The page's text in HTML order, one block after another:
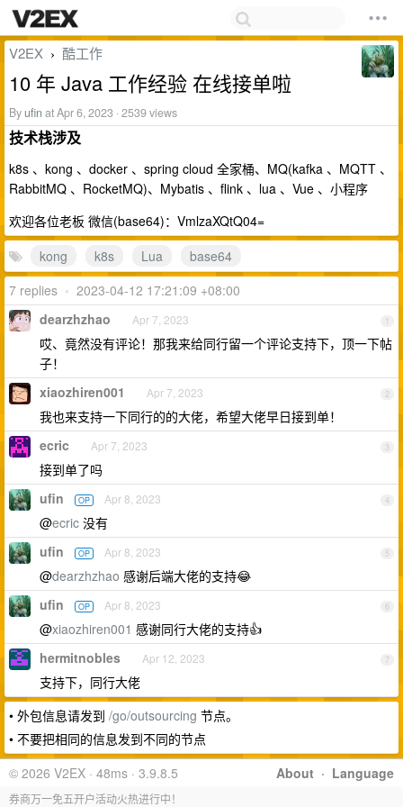
V2EX › 酷工作
10 年 Java 工作经验 在线接单啦
Byufin at Apr 6, 2023 · 2539 views
技术栈涉及
k8s 、kong 、docker 、spring cloud 全家桶、MQ(kafka 、MQTT 、
RabbitMQ 、RocketMQ)、Mybatis 、flink 、lua 、Vue 、小程序
欢迎各位老板 微信(base64)：VmlzaXQtQ04=
kong
k8s Lua
base64
7 replies • 2023-04-12 17:21:09 +08:00
1
dearzhzhao Apr 7, 2023
哎、竟然没有评论！那我来给同行留一个评论支持下，顶一下帖
子！
2
xiaozhiren001 Apr 7, 2023
我也来支持一下同行的的大佬，希望大佬早日接到单！
3
ecric Apr 7, 2023
接到单了吗
4
ufin OP Apr 8, 2023
@ecric 没有
5
ufin OP Apr 8, 2023
@dearzhzhao 感谢后端大佬的支持😂
6
ufin OP Apr 8, 2023
@xiaozhiren001 感谢同行大佬的支持👍
7
hermitnobles Apr 12, 2023
支持下，同行大佬
• 外包信息请发到 /go/outsourcing 节点。
• 不要把相同的信息发到不同的节点
About · Language
© 2026 V2EX · 48ms · 3.9.8.5
券商万一免五开户活动火热进行中！